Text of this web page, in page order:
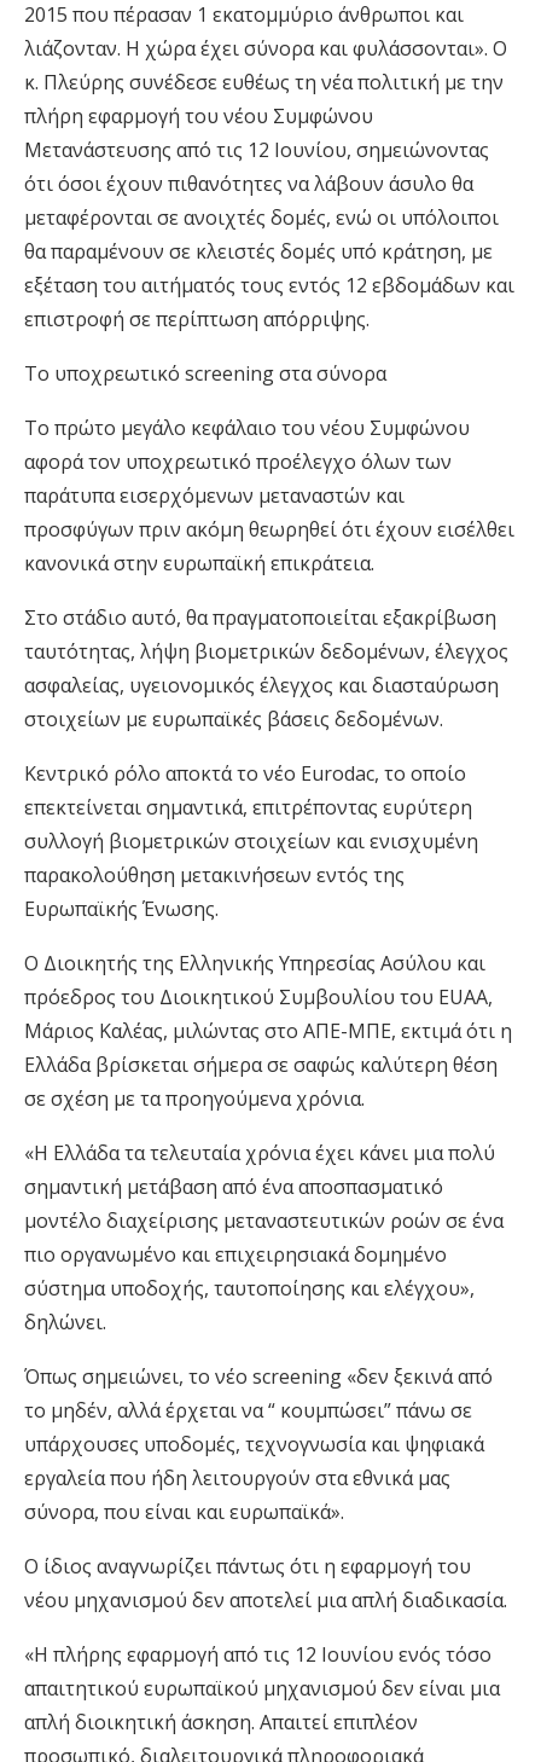
2015 που πέρασαν 1 εκατομμύριο άνθρωποι και
λιάζονταν. Η χώρα έχει σύνορα και φυλάσσονται». Ο
κ. Πλεύρης συνέδεσε ευθέως τη νέα πολιτική με την
πλήρη εφαρμογή του νέου Συμφώνου
Μετανάστευσης από τις 12 Ιουνίου, σημειώνοντας
ότι όσοι έχουν πιθανότητες να λάβουν άσυλο θα
μεταφέρονται σε ανοιχτές δομές, ενώ οι υπόλοιποι
θα παραμένουν σε κλειστές δομές υπό κράτηση, με
εξέταση του αιτήματός τους εντός 12 εβδομάδων και
επιστροφή σε περίπτωση απόρριψης.
Το υποχρεωτικό screening στα σύνορα
Το πρώτο μεγάλο κεφάλαιο του νέου Συμφώνου
αφορά τον υποχρεωτικό προέλεγχο όλων των
παράτυπα εισερχόμενων μεταναστών και
προσφύγων πριν ακόμη θεωρηθεί ότι έχουν εισέλθει
κανονικά στην ευρωπαϊκή επικράτεια.
Στο στάδιο αυτό, θα πραγματοποιείται εξακρίβωση
ταυτότητας, λήψη βιομετρικών δεδομένων, έλεγχος
ασφαλείας, υγειονομικός έλεγχος και διασταύρωση
στοιχείων με ευρωπαϊκές βάσεις δεδομένων.
Κεντρικό ρόλο αποκτά το νέο Eurodac, το οποίο
επεκτείνεται σημαντικά, επιτρέποντας ευρύτερη
συλλογή βιομετρικών στοιχείων και ενισχυμένη
παρακολούθηση μετακινήσεων εντός της
Ευρωπαϊκής Ένωσης.
Ο Διοικητής της Ελληνικής Υπηρεσίας Ασύλου και
πρόεδρος του Διοικητικού Συμβουλίου του EUAA,
Μάριος Καλέας, μιλώντας στο ΑΠΕ-ΜΠΕ, εκτιμά ότι η
Ελλάδα βρίσκεται σήμερα σε σαφώς καλύτερη θέση
σε σχέση με τα προηγούμενα χρόνια.
«Η Ελλάδα τα τελευταία χρόνια έχει κάνει μια πολύ
σημαντική μετάβαση από ένα αποσπασματικό
μοντέλο διαχείρισης μεταναστευτικών ροών σε ένα
πιο οργανωμένο και επιχειρησιακά δομημένο
σύστημα υποδοχής, ταυτοποίησης και ελέγχου»,
δηλώνει.
Όπως σημειώνει, το νέο screening «δεν ξεκινά από
το μηδέν, αλλά έρχεται να “ κουμπώσει” πάνω σε
υπάρχουσες υποδομές, τεχνογνωσία και ψηφιακά
εργαλεία που ήδη λειτουργούν στα εθνικά μας
σύνορα, που είναι και ευρωπαϊκά».
Ο ίδιος αναγνωρίζει πάντως ότι η εφαρμογή του
νέου μηχανισμού δεν αποτελεί μια απλή διαδικασία.
«Η πλήρης εφαρμογή από τις 12 Ιουνίου ενός τόσο
απαιτητικού ευρωπαϊκού μηχανισμού δεν είναι μια
απλή διοικητική άσκηση. Απαιτεί επιπλέον
προσωπικό, διαλειτουργικά πληροφοριακά